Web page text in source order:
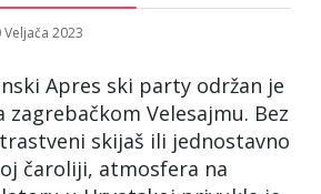
Veljača 2023
Apres ski party održan je
zagrebačkom Velesajmu. Bez
skijaš ili jednostavno
čaroliji, atmosfera na